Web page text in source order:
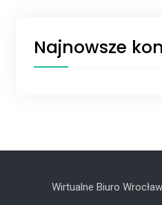
Najnowsze
Wirtualne Biuro Wrocław